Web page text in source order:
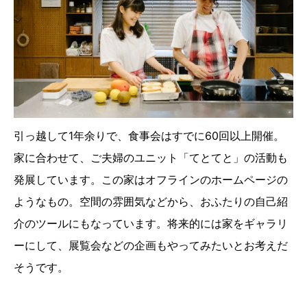
引っ越して1年余りで、食事会はすでに60回以上開催。
家に合わせて、ご夫婦のユニット「てとてと」の活動も
発展しています。この家はオフラインのホームページの
ようなもの。空間の雰囲気などから、おふたりの自己紹
介のツールにもなっています。将来的には家をギャラリ
ーにして、展覧会などの企画もやってみたいとお考えだ
そうです。